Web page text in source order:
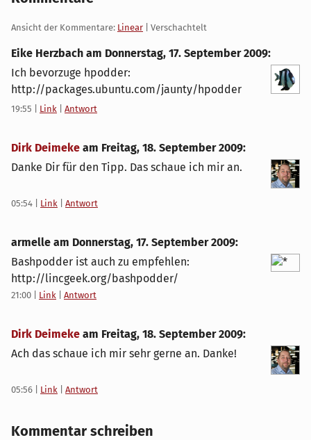
Ansicht der Kommentare: Linear | Verschachtelt
Eike Herzbach am Donnerstag, 17. September 2009:
Ich bevorzuge hpodder:
http://packages.ubuntu.com/jaunty/hpodder
19:55 Link Antwort
Dirk Deimeke am Freitag, 18. September 2009:
Danke Dir für den Tipp. Das schaue ich mir an.
05:54 Link Antwort
armelle am Donnerstag, 17. September 2009:
Bashpodder ist auch zu empfehlen:
http://lincgeek.org/bashpodder/
21:00 Link Antwort
Dirk Deimeke am Freitag, 18. September 2009:
Ach das schaue ich mir sehr gerne an. Danke!
05:56 Link Antwort
Kommentar schreiben